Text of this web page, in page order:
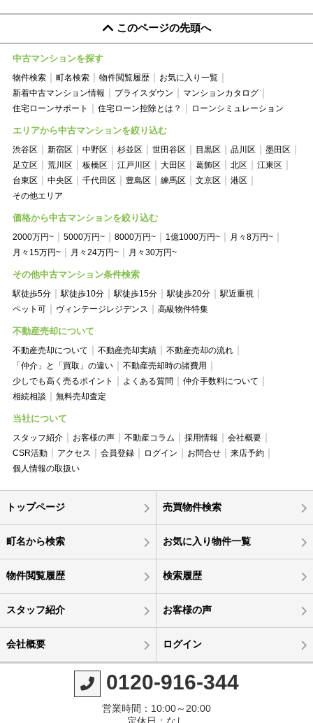
このページの先頭へ
中古マンションを探す
物件検索 町名検索 物件閲覧履歴
お気に入り一覧
新着中古マンション情報
プライスダウン
マンションカタログ
住宅ローンサポート
住宅ローン控除とは？ ローンシミュレーション
エリアから中古マンションを絞り込む
渋谷区 新宿区 中野区 杉並区 世田谷区 目黒区 品川区
墨田区
足立区
荒川区 板橋区 江戸川区 大田区 葛飾区 北区
江東区
台東区
中央区 千代田区 豊島区 練馬区 文京区
港区
その他エリア
価格から中古マンションを絞り込む
2000万円~ 5000万円~ 8000万円~ 1億1000万円~
月々8万円~
月々15万円~
月々24万円~ 月々30万円~
その他中古マンション条件検索
駅徒歩5分 駅徒歩10分 駅徒歩15分 駅徒歩20分
駅近重視
ペット可
ヴィンテージレジデンス 高級物件特集
不動産売却について
不動産売却について 不動産売却実績
不動産売却の流れ
「仲介」と「買取」の違い
不動産売却時の諸費用
少しでも高く売るポイント
よくある質問
仲介手数料について
相続相談
無料売却査定
当社について
スタッフ紹介 お客様の声 不動産コラム 採用情報
会社概要
CSR活動
アクセス 会員登録 ログイン お問合せ
来店予約
個人情報の取扱い
トップページ 売買物件検索
町名から検索 お気に入り物件一覧
物件閲覧履歴 検索履歴
スタッフ紹介 お客様の声
会社概要 ログイン
0120-916-344
営業時間：10:00～20:00